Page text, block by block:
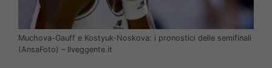
Muchova-Gauff e Kostyuk-Noskova: i pronostici delle semifinali
(AnsaFoto) – Ilveggente.it